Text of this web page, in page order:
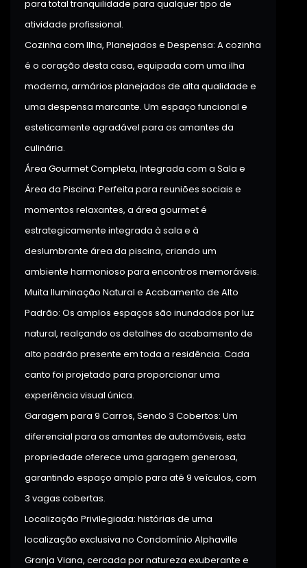
para total tranquilidade para qualquer tipo de
atividade profissional.
Cozinha com Ilha, Planejados e Despensa: A cozinha
é o coração desta casa, equipada com uma ilha
moderna, armários planejados de alta qualidade e
uma despensa marcante. Um espaço funcional e
esteticamente agradável para os amantes da
culinária.
Área Gourmet Completa, Integrada com a Sala e
Área da Piscina: Perfeita para reuniões sociais e
momentos relaxantes, a área gourmet é
estrategicamente integrada à sala e à
deslumbrante área da piscina, criando um
ambiente harmonioso para encontros memoráveis.
Muita Iluminação Natural e Acabamento de Alto
Padrão: Os amplos espaços são inundados por luz
natural, realçando os detalhes do acabamento de
alto padrão presente em toda a residência. Cada
canto foi projetado para proporcionar uma
experiência visual única.
Garagem para 9 Carros, Sendo 3 Cobertos: Um
diferencial para os amantes de automóveis, esta
propriedade oferece uma garagem generosa,
garantindo espaço amplo para até 9 veículos, com
3 vagas cobertas.
Localização Privilegiada: histórias de uma
localização exclusiva no Condomínio Alphaville
Granja Viana, cercada por natureza exuberante e